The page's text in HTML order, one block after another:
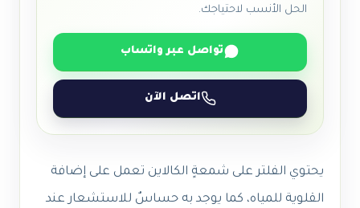
الحل الأنسب لاحتياجك.
تواصل عبر واتساب
اتصل الآن
يحتوي الفلتر على شمعةٍ الكالاين تعمل على إضافة
القلوية للمياه، كما يوجد به حساسٌ للاستشعار عند